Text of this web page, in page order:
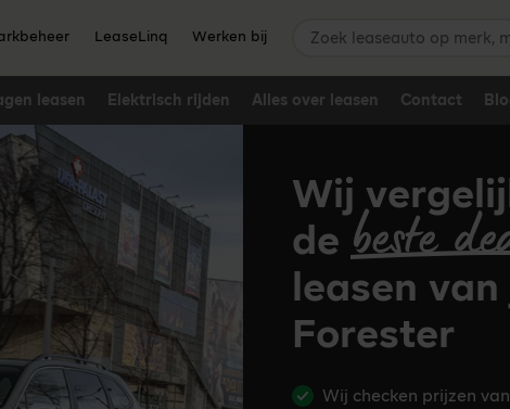
LeaseLinq Werken bij
leasen Elektrisch rijden Alles over leasen Contact
Zoek leaseauto op merk,
Wij
de beste
leasen
Forester
Wij checken prijzen van